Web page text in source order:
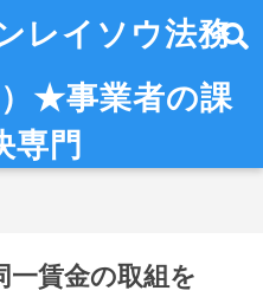
レイソウ法務
★事業者の課
専門
一賃金の取組を